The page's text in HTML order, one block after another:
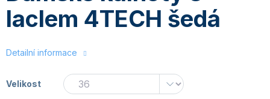
laclem 4TECH šedá
Detailní informace
Velikost